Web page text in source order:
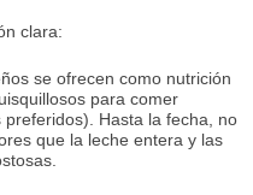
clara:
se ofrecen como nutrición
para comer
Hasta la fecha, no
que la leche entera y las